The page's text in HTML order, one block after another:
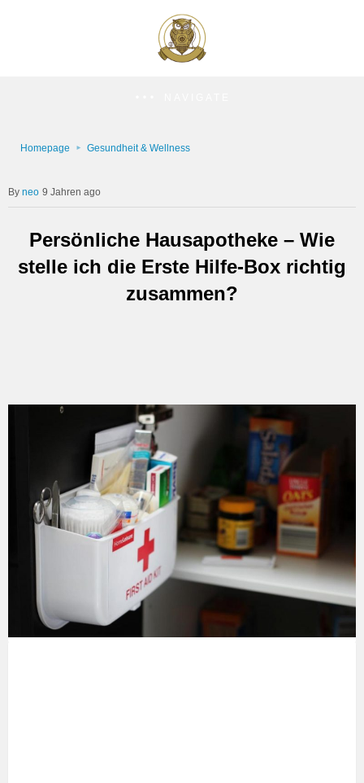
Homepage Gesundheit & Wellness
neo 9 Jahren ago
Persönliche Hausapotheke – Wie
stelle ich die Erste Hilfe-Box richtig
zusammen?